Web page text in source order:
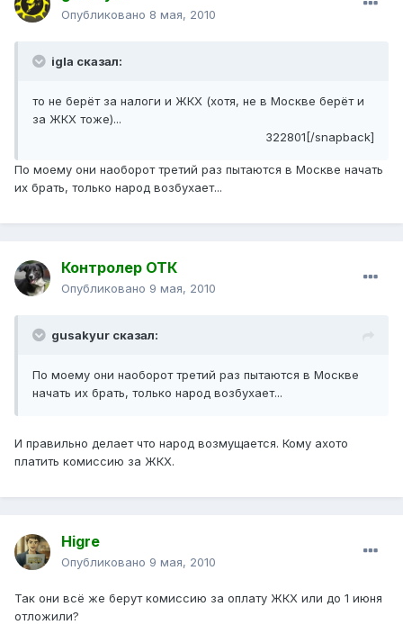
Опубликовано 8 мая, 2010
igla сказал:
то не берёт за налоги и ЖКХ (хотя, не в Москве берёт и
за ЖКХ тоже)...
322801[/snapback]
По моему они наоборот третий раз пытаются в Москве начать
их брать, только народ возбухает...
Контролер ОТК
Опубликовано 9 мая, 2010
gusakyur сказал:
По моему они наоборот третий раз пытаются в Москве
начать их брать, только народ возбухает...
И правильно делает что народ возмущается. Кому ахото
платить комиссию за ЖКХ.
Higre
Опубликовано 9 мая, 2010
Так они всё же берут комиссию за оплату ЖКХ или до 1 июня
отложили?